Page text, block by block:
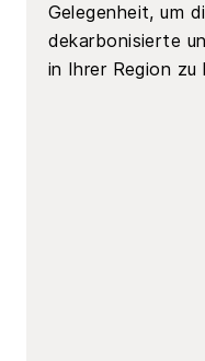
Gelegenheit, um
dekarbonisierte
in Ihrer Region zu